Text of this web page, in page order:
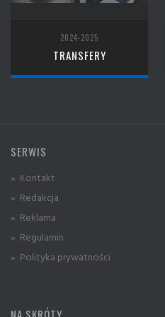
2024-2025
TRANSFERY
SERWIS
» Kontakt
» Redakcja
» Reklama
» Regulamin
» Polityka prywatności